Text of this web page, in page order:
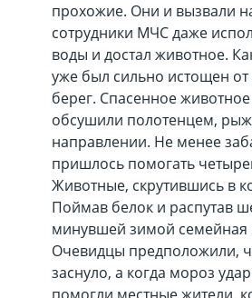
прохожие. Они и вызвали
сотрудники МЧС даже
воды и достал животное.
уже был сильно истощен
берег. Спасенное
обсушили полотенцем,
направлении. Не менее
пришлось помогать
Животные, скрутившись в
Поймав белок и распутав
минувшей зимой семейная
Очевидцы предположили,
заснуло, а когда мороз